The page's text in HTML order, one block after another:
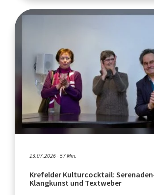
13.07.2026 - 57 Min.
Krefelder Kulturcocktail:
Klangkunst und Textweber